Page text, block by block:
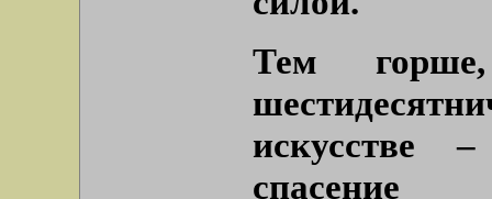
Тем
искусстве